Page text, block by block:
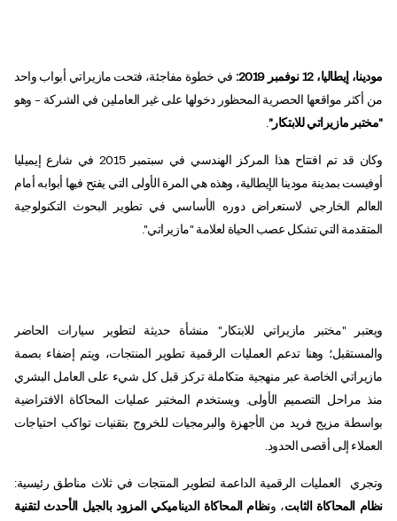
مودينا، إيطاليا، 12 نوفمبر 2019:
في خطوة مفاجئة، فتحت مازيراتي أبواب واحد
من أكثر مواقعها الحصرية المحظور دخولها على غير العاملين في الشركة – وهو
"مختبر مازيراتي للابتكار".
وكان قد تم افتتاح هذا المركز الهندسي في سبتمبر 2015 في شارع إيميليا
أوفيست بمدينة مودينا الإيطالية، وهذه هي المرة الأولى التي يفتح فيها أبوابه أمام
العالم الخارجي لاستعراض دوره الأساسي في تطوير البحوث التكنولوجية
المتقدمة التي تشكل عصب الحياة لعلامة "مازيراتي".
ويعتبر "مختبر مازيراتي للابتكار" منشأة حديثة لتطوير سيارات الحاضر
والمستقبل؛ وهنا تدعم العمليات الرقمية تطوير المنتجات، ويتم إضفاء بصمة
مازيراتي الخاصة عبر منهجية متكاملة تركز قبل كل شيء على العامل البشري
منذ مراحل التصميم الأولى. ويستخدم المختبر عمليات المحاكاة الافتراضية
بواسطة مزيج فريد من الأجهزة والبرمجيات للخروج بتقنيات تواكب احتياجات
العملاء إلى أقصى الحدود.
وتجري العمليات الرقمية الداعمة لتطوير المنتجات في ثلاث مناطق رئيسية:
نظام المحاكاة الثابت، ونظام المحاكاة الديناميكي المزود بالجيل الأحدث لتقنية